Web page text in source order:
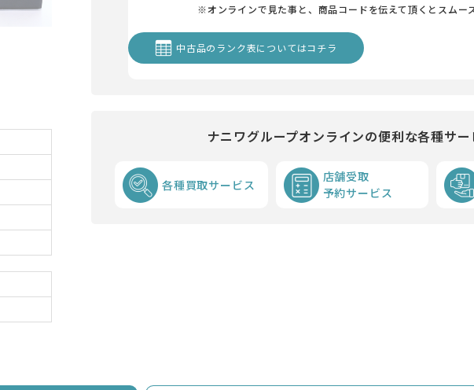
※オンラインで見た事と、商品コードを伝えて頂くとスムーズ
中古品のランク表についてはコチラ
ナニワグループオンラインの便利な各種サー
各種買取サービス
店舗受取
予約サービス